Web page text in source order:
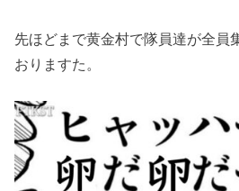
先ほどまで黄金村で隊員達が全員
おりますた。